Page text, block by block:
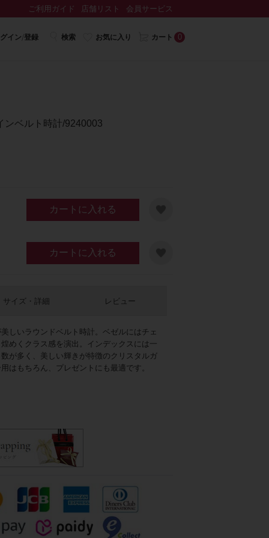
ご利用ガイド 店舗リスト 会員サービス
イン/登録 検索 お気に入り カート 0
ンベルト時計/9240003
カートに入れる
カートに入れる
しいラウンドベルト時計。ベゼルにはチェ
めくクラス感を演出。インデックスには一
が多く、美しい輝きが特徴のクリスタルガ
はもちろん、プレゼントにも最適です。
サイズ・詳細 レビュー